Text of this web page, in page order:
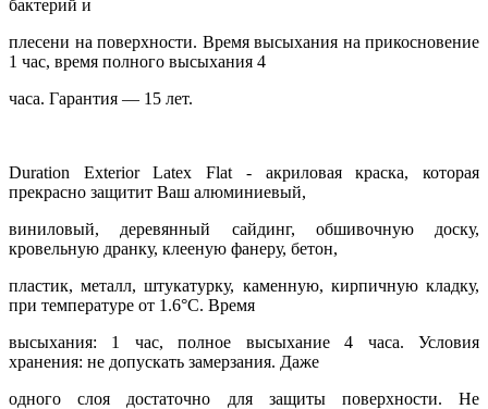
бактерий и
плесени на поверхности. Время высыхания на прикосновение
1 час, время полного высыхания 4
часа. Гарантия — 15 лет.
Duration Exterior Latex Flat - акриловая краска, которая
прекрасно защитит Ваш алюминиевый,
виниловый, деревянный сайдинг, обшивочную доску,
кровельную дранку, клееную фанеру, бетон,
пластик, металл, штукатурку, каменную, кирпичную кладку,
при температуре от 1.6°С. Время
высыхания: 1 час, полное высыхание 4 часа. Условия
хранения: не допускать замерзания. Даже
одного слоя достаточно для защиты поверхности. Не